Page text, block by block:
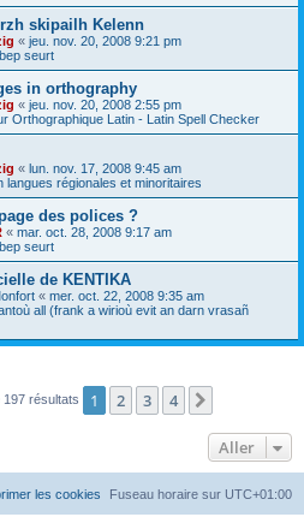
skipailh Kelenn
« jeu. nov. 20, 2008 9:21 pm
seurt
in orthography
« jeu. nov. 20, 2008 2:55 pm
Orthographique Latin - Latin Spell Checker
« lun. nov. 17, 2008 9:45 am
langues régionales et minoritaires
des polices ?
« mar. oct. 28, 2008 9:17 am
seurt
de KENTIKA
« mer. oct. 22, 2008 9:35 am
all (frank a wirioù evit an darn vrasañ
résultats 1 2 3 4
Aller
Fuseau horaire sur UTC+01:00
les cookies